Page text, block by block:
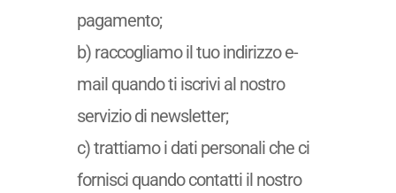
pagamento;
b) raccogliamo il tuo indirizzo e-
mail quando ti iscrivi al nostro
servizio di newsletter;
c) trattiamo i dati personali che ci
fornisci quando contatti il nostro